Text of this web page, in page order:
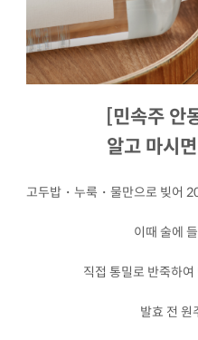
[민속주 안
알고 마시
고두밥・누룩・물만으로 빚어
이때 술에
직접 통밀로 반죽하
발효 전 원